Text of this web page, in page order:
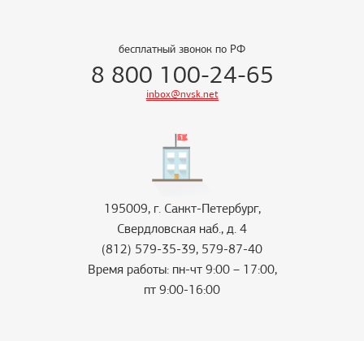
бесплатный звонок по РФ
8 800 100-24-65
inbox@nvsk.net
195009, г. Санкт-Петербург,
Свердловская наб., д. 4
(812) 579-35-39, 579-87-40
Время работы: пн-чт 9:00 – 17:00,
пт 9:00-16:00